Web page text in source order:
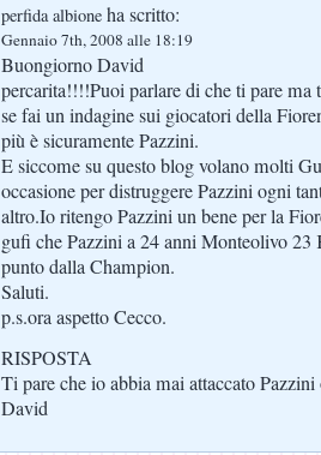
perfida albione ha scritto:
Gennaio 7th, 2008 alle 18:19
Buongiorno David
percarita!!!!Puoi parlare di che ti pare ma
se fai un indagine sui giocatori della
più è sicuramente Pazzini.
E siccome su questo blog volano molti
occasione per distruggere Pazzini ogni
altro.Io ritengo Pazzini un bene per la
gufi che Pazzini a 24 anni Monteolivo 23
punto dalla Champion.
Saluti.
p.s.ora aspetto Cecco.
RISPOSTA
Ti pare che io abbia mai attaccato
David